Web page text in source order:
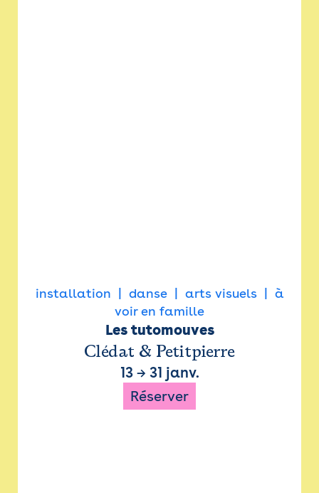
installation danse arts visuels
à
voir en famille
Les tutomouves
Clédat & Petitpierre
13→ 31 janv.
Réserver